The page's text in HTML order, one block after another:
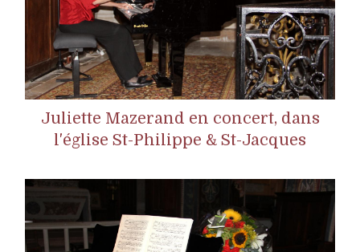
Juliette Mazerand en concert, dans
l'église St-Philippe & St-Jacques